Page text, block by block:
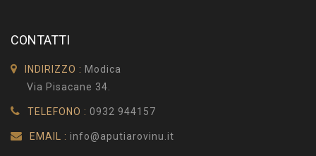
CONTATTI
INDIRIZZO : Modica
Via Pisacane 34.
TELEFONO : 0932 944157
EMAIL : info@aputiarovinu.it